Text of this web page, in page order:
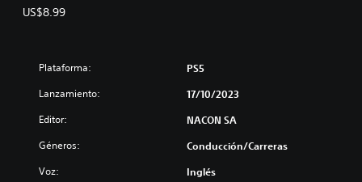
US$8.99
Plataforma: PS5
Lanzamiento: 17/10/2023
Editor: NACON SA
Géneros: Conducción/Carreras
Voz: Inglés